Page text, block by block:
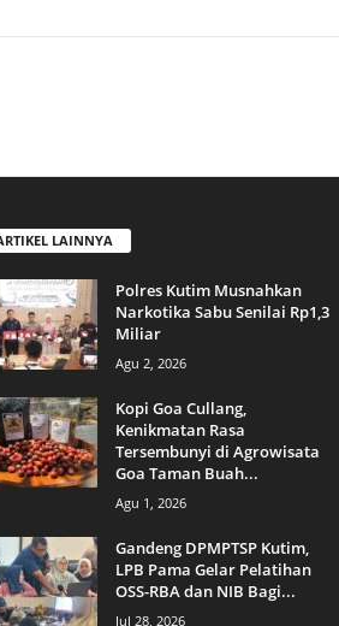
LAINNYA
Polres Kutim Musnahkan
Narkotika Sabu Senilai Rp1,3
Miliar
Agu 2, 2026
Kopi Goa Cullang,
Kenikmatan Rasa
Tersembunyi di Agrowisata
Goa Taman Buah...
Agu 1, 2026
Gandeng DPMPTSP Kutim,
LPB Pama Gelar Pelatihan
OSS-RBA dan NIB Bagi...
Jul 28, 2026